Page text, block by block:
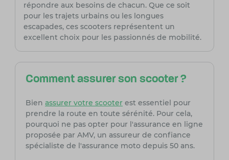
répondre aux besoins de chacun. Que ce soit
pour les trajets urbains ou les longues
escapades, ces scooters représentent un
excellent choix pour les passionnés de mobilité.
Comment assurer son scooter ?
Bien assurer votre scooterest essentiel pour
prendre la route en toute sérénité. Pour cela,
pourquoi ne pas opter pour l'assurance en ligne
proposée par AMV, un assureur de confiance
spécialiste de l'assurance moto depuis 50 ans.